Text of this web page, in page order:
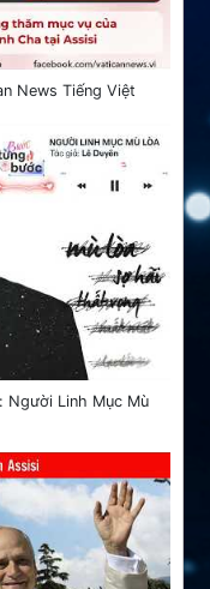
News Tiếng Việt
Người Linh Mục Mù